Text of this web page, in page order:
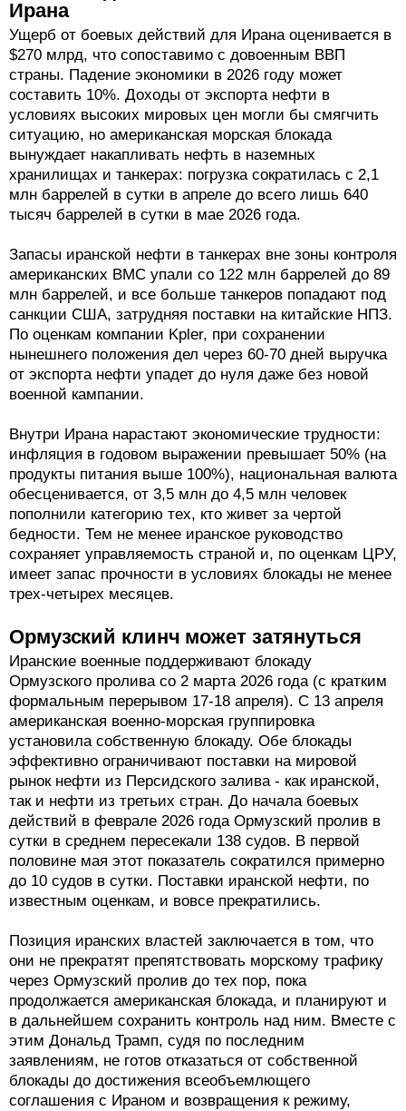
Ирана
Ущерб от боевых действий для Ирана оценивается в
$270 млрд, что сопоставимо с довоенным ВВП
страны. Падение экономики в 2026 году может
составить 10%. Доходы от экспорта нефти в
условиях высоких мировых цен могли бы смягчить
ситуацию, но американская морская блокада
вынуждает накапливать нефть в наземных
хранилищах и танкерах: погрузка сократилась с 2,1
млн баррелей в сутки в апреле до всего лишь 640
тысяч баррелей в сутки в мае 2026 года.
Запасы иранской нефти в танкерах вне зоны контроля
американских ВМС упали со 122 млн баррелей до 89
млн баррелей, и все больше танкеров попадают под
санкции США, затрудняя поставки на китайские НПЗ.
По оценкам компании Kpler, при сохранении
нынешнего положения дел через 60-70 дней выручка
от экспорта нефти упадет до нуля даже без новой
военной кампании.
Внутри Ирана нарастают экономические трудности:
инфляция в годовом выражении превышает 50% (на
продукты питания выше 100%), национальная валюта
обесценивается, от 3,5 млн до 4,5 млн человек
пополнили категорию тех, кто живет за чертой
бедности. Тем не менее иранское руководство
сохраняет управляемость страной и, по оценкам ЦРУ,
имеет запас прочности в условиях блокады не менее
трех-четырех месяцев.
Ормузский клинч может затянуться
Иранские военные поддерживают блокаду
Ормузского пролива со 2 марта 2026 года (с кратким
формальным перерывом 17-18 апреля). С 13 апреля
американская военно-морская группировка
установила собственную блокаду. Обе блокады
эффективно ограничивают поставки на мировой
рынок нефти из Персидского залива - как иранской,
так и нефти из третьих стран. До начала боевых
действий в феврале 2026 года Ормузский пролив в
сутки в среднем пересекали 138 судов. В первой
половине мая этот показатель сократился примерно
до 10 судов в сутки. Поставки иранской нефти, по
известным оценкам, и вовсе прекратились.
Позиция иранских властей заключается в том, что
они не прекратят препятствовать морскому трафику
через Ормузский пролив до тех пор, пока
продолжается американская блокада, и планируют и
в дальнейшем сохранить контроль над ним. Вместе с
этим Дональд Трамп, судя по последним
заявлениям, не готов отказаться от собственной
блокады до достижения всеобъемлющего
соглашения с Ираном и возвращения к режиму,